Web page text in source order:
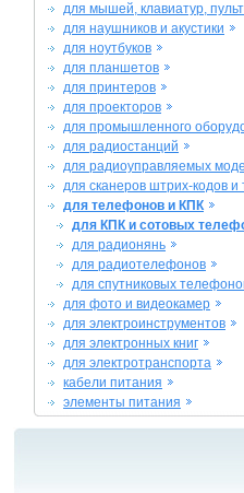
для мышей, клавиатур,
для наушников и акустики
для ноутбуков
для планшетов
для принтеров
для проекторов
для промышленного
для радиостанций
для радиоуправляемых
для сканеров штрих-кодов и
для телефонов и КПК
для КПК и сотовых
для радионянь
для радиотелефонов
для спутниковых
для фото и видеокамер
для электроинструментов
для электронных книг
для электротранспорта
кабели питания
элементы питания